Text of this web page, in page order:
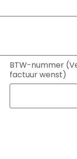
BTW-nummer
factuur wenst)